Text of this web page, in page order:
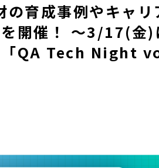
の育成事例やキャ
開催！ ～3/17(金)
「QA Tech Night